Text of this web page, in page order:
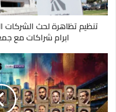
تنظيم تظاهرة لحث
ابرام شراكات